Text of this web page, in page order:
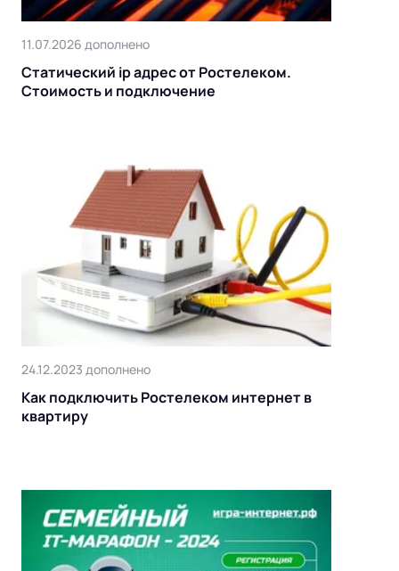
11.07.2026 дополнено
Статический ip адрес от Ростелеком.
Стоимость и подключение
24.12.2023 дополнено
Как подключить Ростелеком интернет в
квартиру